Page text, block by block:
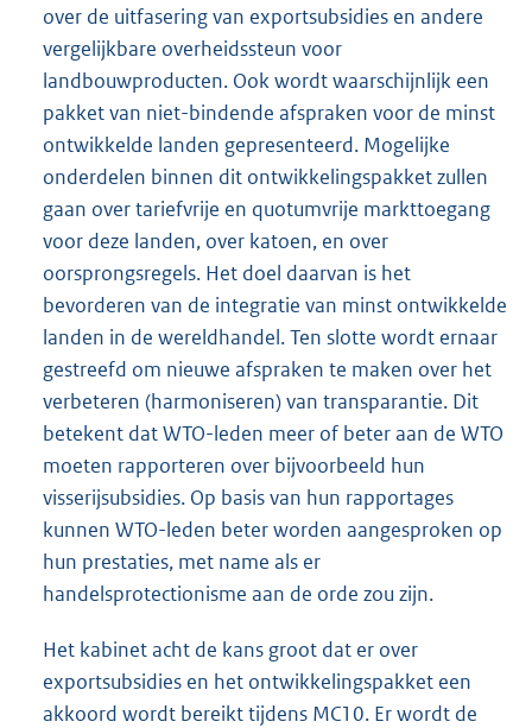
over de uitfasering van exportsubsidies en andere
vergelijkbare overheidssteun voor
landbouwproducten. Ook wordt waarschijnlijk een
pakket van niet-bindende afspraken voor de minst
ontwikkelde landen gepresenteerd. Mogelijke
onderdelen binnen dit ontwikkelingspakket zullen
gaan over tariefvrije en quotumvrije markttoegang
voor deze landen, over katoen, en over
oorsprongsregels. Het doel daarvan is het
bevorderen van de integratie van minst ontwikkelde
landen in de wereldhandel. Ten slotte wordt ernaar
gestreefd om nieuwe afspraken te maken over het
verbeteren (harmoniseren) van transparantie. Dit
betekent dat WTO-leden meer of beter aan de WTO
moeten rapporteren over bijvoorbeeld hun
visserijsubsidies. Op basis van hun rapportages
kunnen WTO-leden beter worden aangesproken op
hun prestaties, met name als er
handelsprotectionisme aan de orde zou zijn.
Het kabinet acht de kans groot dat er over
exportsubsidies en het ontwikkelingspakket een
akkoord wordt bereikt tijdens MC10. Er wordt de